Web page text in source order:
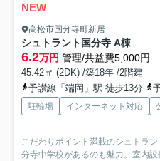
NEW
高松市国分寺町新居
シュトラント国分寺 A棟
6.2万円 管理/共益費5,000円
45.42㎡ (2DK) /築18年 /2階建
予讃線「端岡」駅 徒歩13分
駐輪場 インターネット対応
こだわりポイント満載のシュトラ
分寺中学校があるのも魅力。室内